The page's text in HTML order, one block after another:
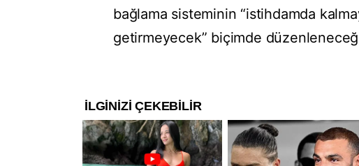
bağlama sisteminin “istihdamda
getirmeyecek” biçimde